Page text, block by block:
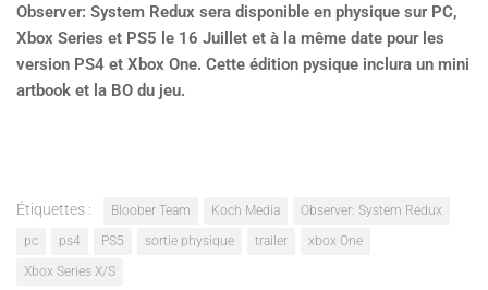
Observer: System Redux sera disponible en physique sur PC,
Xbox Series et PS5 le 16 Juillet et à la même date pour les
version PS4 et Xbox One. Cette édition pysique inclura un mini
artbook et la BO du jeu.
Étiquettes : Bloober Team Koch Media
Observer: System Redux
pc
ps4 PS5 sortie physique trailer
xbox One
Xbox Series X/S